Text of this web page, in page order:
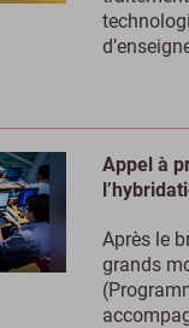
Appel à
Après le
grands